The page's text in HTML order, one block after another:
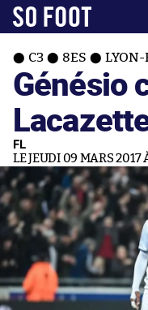
C3 8ES LYON-
Génésio
FL
LE JEUDI 09 MARS 2017